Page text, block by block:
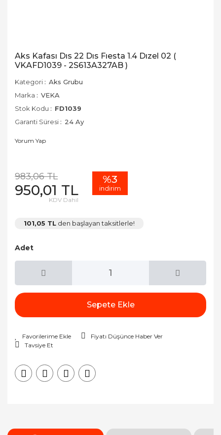
Aks Kafası Dıs 22 Dıs Fıesta 1.4 Dızel 02 (
VKAFD1039 - 2S613A327AB )
Kategori
Aks Grubu
Marka
VEKA
Stok Kodu
FD1039
Garanti Süresi
24 Ay
Yorum Yap
983,06 TL
950,01 TL
KDV Dahil
%3
indirim
101,05 TL den başlayan taksitlerle!
Adet
Sepete Ekle
Fiyatı Düşünce Haber Ver
Tavsiye Et